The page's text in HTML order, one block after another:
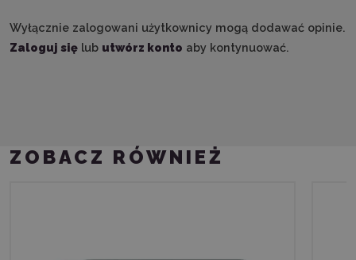
Wyłącznie zalogowani użytkownicy mogą dodawać opinie.
Zaloguj się lub utwórz konto aby kontynuować.
ZOBACZ RÓWNIEŻ